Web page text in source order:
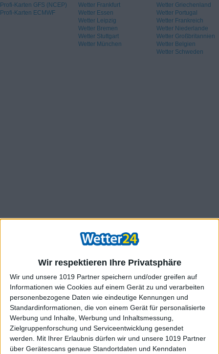
Wir respektieren Ihre Privatsphäre
Wir und unsere 1019 Partner speichern und/oder greifen auf
Informationen wie Cookies auf einem Gerät zu und verarbeiten
personenbezogene Daten wie eindeutige Kennungen und
Standardinformationen, die von einem Gerät für personalisierte
Werbung und Inhalte, Werbung und Inhaltsmessung,
Zielgruppenforschung und Serviceentwicklung gesendet
werden.
Mit Ihrer Erlaubnis dürfen wir und unsere 1019 Partner
über Gerätescans genaue Standortdaten und Kenndaten
Profi-Karten GFS (NCEP)
Profi-Karten ECMWF
Wetter Frankfurt
Wetter Essen
Wetter Leipzig
Wetter Bremen
Wetter Stuttgart
Wetter München
Wetter Griechenland
Wetter Portugal
Wetter Frankreich
Wetter Niederlande
Wetter Großbritannien
Wetter Belgien
Wetter Schweden